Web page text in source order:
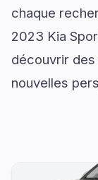
chaque
2023 Kia
découvrir
nouvelles